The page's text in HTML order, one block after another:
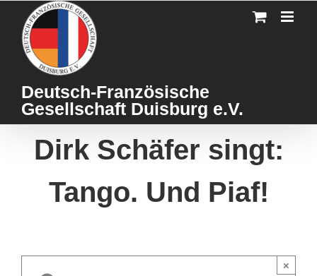
content
Deutsch-Französische
Gesellschaft Duisburg e.V.
Dirk Schäfer singt:
Tango. Und Piaf!
×